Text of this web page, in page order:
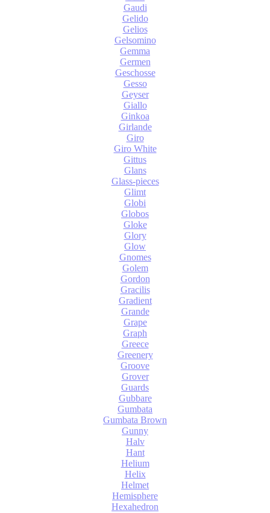
Gaudi
Gelido
Gelios
Gelsomino
Gemma
Germen
Geschosse
Gesso
Geyser
Giallo
Ginkoa
Girlande
Giro
Giro White
Gittus
Glans
Glass-pieces
Glimt
Globi
Globos
Gloke
Glory
Glow
Gnomes
Golem
Gordon
Gracilis
Gradient
Grande
Grape
Graph
Greece
Greenery
Groove
Grover
Guards
Gubbare
Gumbata
Gumbata Brown
Gunny
Halv
Hant
Helium
Helix
Helmet
Hemisphere
Hexahedron